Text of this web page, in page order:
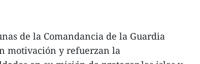
de la Comandancia de la Guardia
motivación y refuerzan la